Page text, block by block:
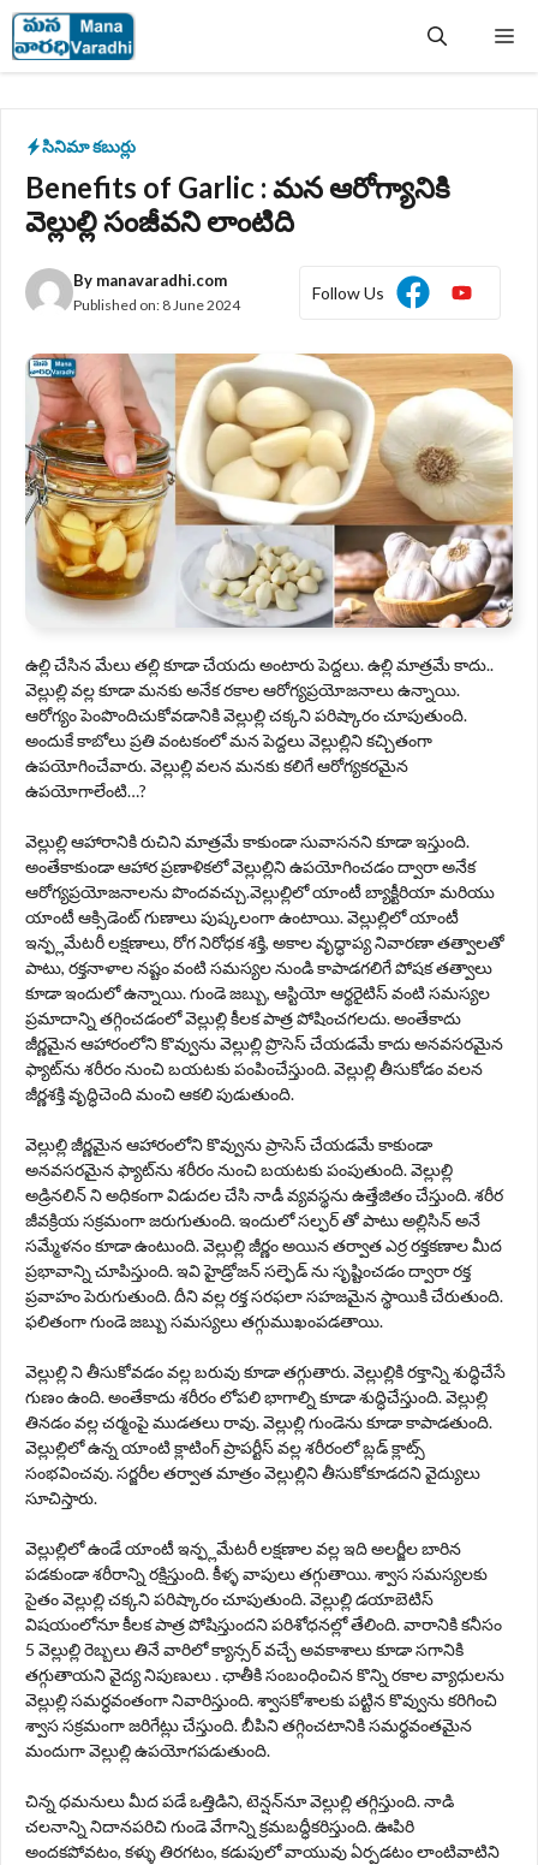
Skip
to
content
సినిమా కబుర్లు
Benefits of Garlic : మన ఆరోగ్యానికి
వెల్లుల్లి సంజీవని లాంటిది
By manavaradhi.com
Published on: 8 June 2024
Follow Us
ఉల్లి చేసిన మేలు తల్లి కూడా చేయదు అంటారు పెద్దలు. ఉల్లి మాత్రమే కాదు..
వెల్లుల్లి వల్ల కూడా మనకు అనేక రకాల ఆరోగ్యప్రయోజనాలు ఉన్నాయి.
ఆరోగ్యం పెంపొందిచుకోవడానికి వెల్లుల్లి చక్కని పరిష్కారం చూపుతుంది.
అందుకే కాబోలు ప్రతి వంటకంలో మన పెద్దలు వెల్లుల్లిని కచ్చితంగా
ఉపయోగించేవారు. వెల్లుల్లి వలన మనకు కలిగే ఆరోగ్యకరమైన
ఉపయోగాలేంటి…?
వెల్లుల్లి ఆహారానికి రుచిని మాత్రమే కాకుండా సువాసనని కూడా ఇస్తుంది.
అంతేకాకుండా ఆహార ప్రణాళికలో వెల్లుల్లిని ఉపయోగించడం ద్వారా అనేక
ఆరోగ్యప్రయోజనాలను పొందవచ్చు.వెల్లుల్లిలో యాంటీ బ్యాక్టీరియా మరియు
యాంటీ ఆక్సిడెంట్ గుణాలు పుష్కలంగా ఉంటాయి. వెల్లుల్లిలో యాంటీ
ఇన్ఫ్లమేటరీ లక్షణాలు, రోగ నిరోధక శక్తి, అకాల వృద్ధాప్య నివారణా తత్వాలతో
పాటు, రక్తనాళాల నష్టం వంటి సమస్యల నుండి కాపాడగలిగే పోషక తత్వాలు
కూడా ఇందులో ఉన్నాయి. గుండె జబ్బు, ఆస్టియో ఆర్థరైటిస్ వంటి సమస్యల
ప్రమాదాన్ని తగ్గించడంలో వెల్లుల్లి కీలక పాత్ర పోషించగలదు. అంతేకాదు
జీర్ణమైన ఆహారంలోని కొవ్వును వెల్లుల్లి ప్రొసెస్‌ చేయడమే కాదు అనవసరమైన
ఫ్యాట్‌ను శరీరం నుంచి బయటకు పంపించేస్తుంది. వెల్లుల్లి తీసుకోడం వలన
జీర్ణశక్తి వృద్ధిచెంది మంచి ఆకలి పుడుతుంది.
వెల్లుల్లి జీర్ణమైన ఆహారంలోని కొవ్వును ప్రాసెస్‌ చేయడమే కాకుండా
అనవసరమైన ఫ్యాట్‌ను శరీరం నుంచి బయటకు పంపుతుంది. వెల్లుల్లి
అడ్రినలిన్ ని అధికంగా విడుదల చేసి నాడీ వ్యవస్థను ఉత్తేజితం చేస్తుంది. శరీర
జీవక్రియ సక్రమంగా జరుగుతుంది. ఇందులో సల్ఫర్ తో పాటు అల్లిసిన్ అనే
సమ్మేళనం కూడా ఉంటుంది. వెల్లుల్లి జీర్ణం అయిన తర్వాత ఎర్ర రక్తకణాల మీద
ప్రభావాన్ని చూపిస్తుంది. ఇవి హైడ్రోజన్ సల్ఫెడ్ ను సృష్టించడం ద్వారా రక్త
ప్రవాహం పెరుగుతుంది. దీని వల్ల రక్త సరఫలా సహజమైన స్థాయికి చేరుతుంది.
ఫలితంగా గుండె జబ్బు సమస్యలు తగ్గుముఖంపడతాయి.
వెల్లుల్లి ని తీసుకోవడం వల్ల బ‌రువు కూడా తగ్గుతారు. వెల్లుల్లికి రక్తాన్ని శుద్ధిచేసే
గుణం ఉంది. అంతేకాదు శరీరం లోపలి భాగాల్ని కూడా శుద్ధిచేస్తుంది. వెల్లుల్లి
తినడం వల్ల చర్మంపై ముడతలు రావు. వెల్లుల్లి గుండెను కూడా కాపాడ‌తుంది.
వెల్లుల్లిలో ఉన్న యాంటి క్లాటింగ్‌ ప్రాపర్టీస్‌ వల్ల శరీరంలో బ్లడ్‌ క్లాట్స్‌
సంభవించవు. సర్జరీల తర్వాత మాత్రం వెల్లుల్లిని తీసుకోకూడదని వైద్యులు
సూచిస్తారు.
వెల్లుల్లిలో ఉండే యాంటీ ఇన్ఫ్లమేటరీ లక్షణాల వల్ల ఇది అలర్జీల బారిన
పడకుండా శరీరాన్ని రక్షిస్తుంది. కీళ్ళ వాపులు తగ్గుతాయి. శ్వాస సమస్యలకు
సైతం వెల్లుల్లి చక్కని పరిష్కారం చూపుతుంది. వెల్లుల్లి డయాబెటిస్
విషయంలోనూ కీలక పాత్ర పోషిస్తుందని పరిశోధనల్లో తేలింది. వారానికి కనీసం
5 వెల్లుల్లి రెబ్బలు తినే వారిలో క్యాన్సర్ వచ్చే అవకాశాలు కూడా సగానికి
తగ్గుతాయని వైద్య నిపుణులు . ఛాతీకి సంబంధించిన కొన్ని రకాల వ్యాధులను
వెల్లుల్లి సమర్ధవంతంగా నివారిస్తుంది. శ్వాసకోశాలకు పట్టిన కొవ్వును కరిగించి
శ్వాస సక్రమంగా జరిగేట్లు చేస్తుంది. బీపిని తగ్గించటానికి సమర్థవంతమైన
మందుగా వెల్లుల్లి ఉపయోగపడుతుంది.
చిన్న ధమనులు మీద పడే ఒత్తిడిని, టెన్షన్‌నూ వెల్లుల్లి తగ్గిస్తుంది. నాడి
చలనాన్ని నిదానపరిచి గుండె వేగాన్ని క్రమబద్ధీకరిస్తుంది. ఊపిరి
అందకపోవటం, కళ్ళు తిరగటం, కడుపులో వాయువు ఏర్పడటం లాంటివాటిని